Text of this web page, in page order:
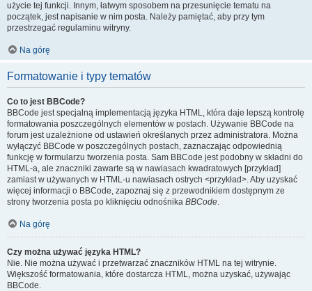
użycie tej funkcji. Innym, łatwym sposobem na przesunięcie tematu na
początek, jest napisanie w nim posta. Należy pamiętać, aby przy tym
przestrzegać regulaminu witryny.
Na górę
Formatowanie i typy tematów
Co to jest BBCode?
BBCode jest specjalną implementacją języka HTML, która daje lepszą kontrolę
formatowania poszczególnych elementów w postach. Używanie BBCode na
forum jest uzależnione od ustawień określanych przez administratora. Można
wyłączyć BBCode w poszczególnych postach, zaznaczając odpowiednią
funkcję w formularzu tworzenia posta. Sam BBCode jest podobny w składni do
HTML-a, ale znaczniki zawarte są w nawiasach kwadratowych [przykład]
zamiast w używanych w HTML-u nawiasach ostrych <przykład>. Aby uzyskać
więcej informacji o BBCode, zapoznaj się z przewodnikiem dostępnym ze
strony tworzenia posta po kliknięciu odnośnika BBCode.
Na górę
Czy można używać języka HTML?
Nie. Nie można używać i przetwarzać znaczników HTML na tej witrynie.
Większość formatowania, które dostarcza HTML, można uzyskać, używając
BBCode.